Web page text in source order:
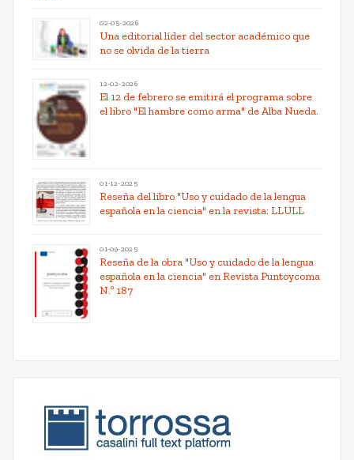
02-05-2026
Una editorial líder del sector académico que
no se olvida de la tierra
12-02-2026
El 12 de febrero se emitirá el programa sobre
el libro "El hambre como arma" de Alba Nueda.
01-12-2025
Reseña del libro "Uso y cuidado de la lengua
española en la ciencia" en la revista: LLULL
01-09-2025
Reseña de la obra "Uso y cuidado de la lengua
española en la ciencia" en Revista Puntoycoma
N.º 187